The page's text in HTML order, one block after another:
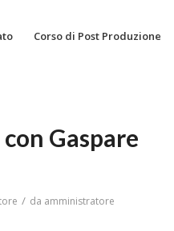
Corso di Post Produzione
Gaspare
/ da amministratore